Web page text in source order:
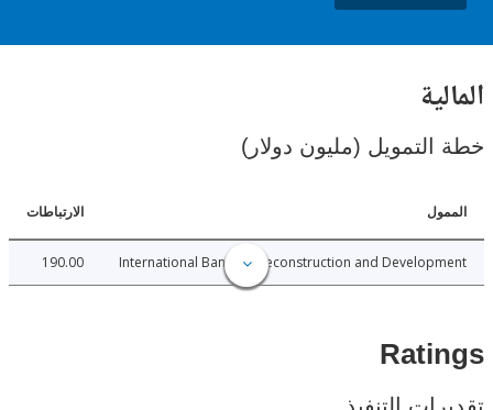
(مليون دولار)
الارتباطات
International Bank for Reconstruction and
190.00